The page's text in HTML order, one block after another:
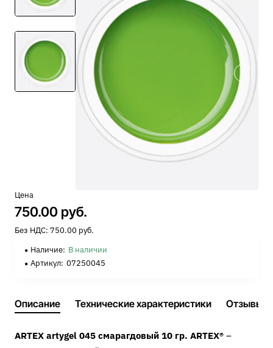
Цена
750.00 руб.
Без НДС: 750.00 руб.
Наличие: В наличии
Артикул: 07250045
Описание Технические характеристики Отзывы
ARTEX artygel 045 смарагдовый 10 гр. ARTEX® –